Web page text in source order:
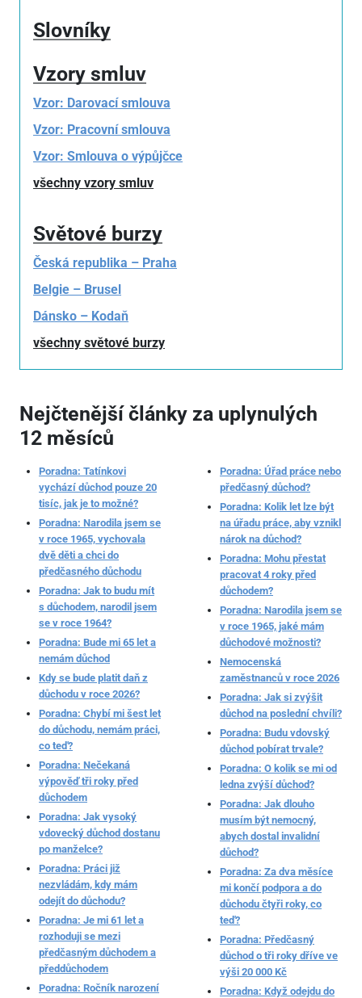
Slovníky
Vzory smluv
Vzor: Darovací smlouva
Vzor: Pracovní smlouva
Vzor: Smlouva o výpůjčce
všechny vzory smluv
Světové burzy
Česká republika – Praha
Belgie – Brusel
Dánsko – Kodaň
všechny světové burzy
Nejčtenější články za uplynulých
12 měsíců
Poradna: Tatínkovi
vychází důchod pouze 20
tisíc, jak je to možné?
Poradna: Narodila jsem se
v roce 1965, vychovala
dvě děti a chci do
předčasného důchodu
Poradna: Jak to budu mít
s důchodem, narodil jsem
se v roce 1964?
Poradna: Bude mi 65 let a
nemám důchod
Kdy se bude platit daň z
důchodu v roce 2026?
Poradna: Chybí mi šest let
do důchodu, nemám práci,
co teď?
Poradna: Nečekaná
výpověď tři roky před
důchodem
Poradna: Jak vysoký
vdovecký důchod dostanu
po manželce?
Poradna: Práci již
nezvládám, kdy mám
odejít do důchodu?
Poradna: Je mi 61 let a
rozhoduji se mezi
předčasným důchodem a
předdůchodem
Poradna: Ročník narození
Poradna: Úřad práce nebo
předčasný důchod?
Poradna: Kolik let lze být
na úřadu práce, aby vznikl
nárok na důchod?
Poradna: Mohu přestat
pracovat 4 roky před
důchodem?
Poradna: Narodila jsem se
v roce 1965, jaké mám
důchodové možnosti?
Nemocenská
zaměstnanců v roce 2026
Poradna: Jak si zvýšit
důchod na poslední chvíli?
Poradna: Budu vdovský
důchod pobírat trvale?
Poradna: O kolik se mi od
ledna zvýší důchod?
Poradna: Jak dlouho
musím být nemocný,
abych dostal invalidní
důchod?
Poradna: Za dva měsíce
mi končí podpora a do
důchodu čtyři roky, co
teď?
Poradna: Předčasný
důchod o tři roky dříve ve
výši 20 000 Kč
Poradna: Když odejdu do